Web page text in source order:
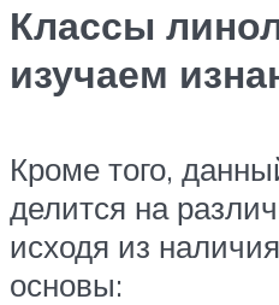
Классы
изучаем
Кроме того,
делится на
исходя из
основы: